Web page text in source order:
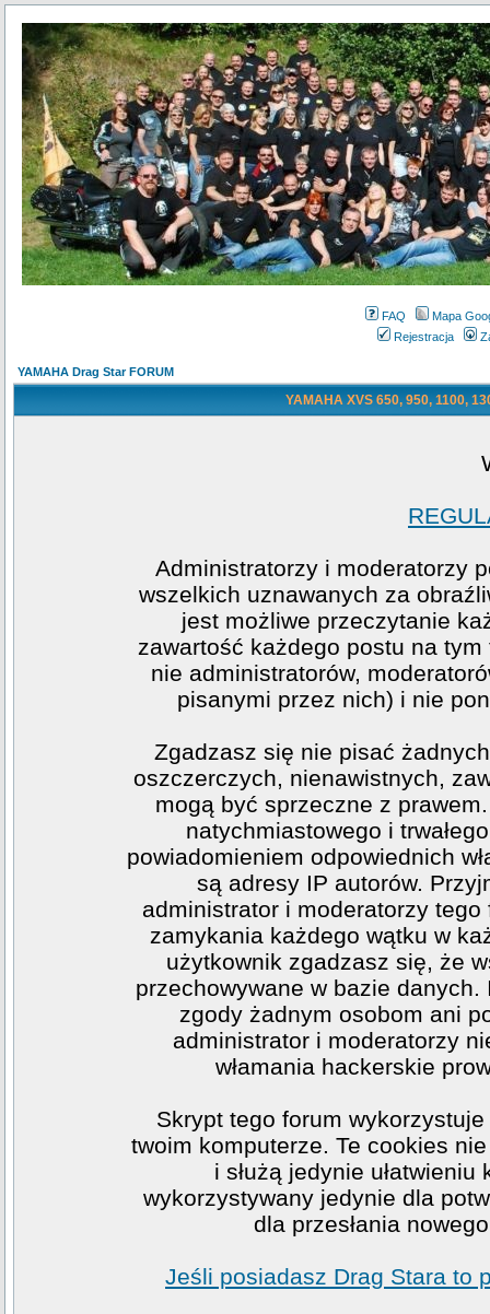
FAQ
Mapa
Rejestracja
YAMAHA Drag Star FORUM
YAMAHA XVS 650, 950, 1100,
Administratorzy i moderatorzy
wszelkich uznawanych za
jest możliwe przeczytanie
zawartość każdego postu na
nie administratorów,
pisanymi przez nich) i nie
Zgadzasz się nie pisać
oszczerczych, nienawistnych,
mogą być sprzeczne z
natychmiastowego i
powiadomieniem odpowiednich
są adresy IP autorów.
administrator i moderatorzy
zamykania każdego wątku w
użytkownik zgadzasz się, że
przechowywane w bazie
zgody żadnym osobom ani
administrator i moderatorzy
włamania hackerskie
Skrypt tego forum
twoim komputerze. Te cookies
i służą jedynie
wykorzystywany jedynie dla
dla przesłania
Jeśli posiadasz Drag Stara to